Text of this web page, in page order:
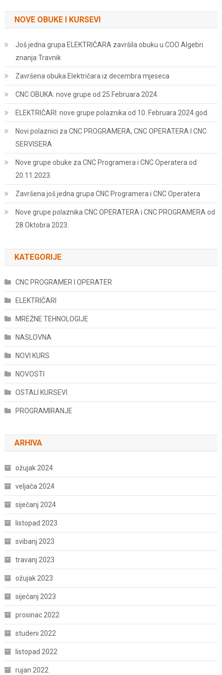
NOVE OBUKE I KURSEVI
Još jedna grupa ELEKTRIČARA završila obuku u COO Algebri
znanja Travnik
Završena obuka Električara iz decembra mjeseca
CNC OBUKA: nove grupe od 25.Februara 2024.
ELEKTRIČARI: nove grupe polaznika od 10. Februara 2024.god.
Novi polaznici za CNC PROGRAMERA, CNC OPERATERA I CNC
SERVISERA
Nove grupe obuke za CNC Programera i CNC Operatera od
20.11.2023.
Završena još jedna grupa CNC Programera i CNC Operatera
Nove grupe polaznika CNC OPERATERA i CNC PROGRAMERA od
28.Oktobra 2023.
KATEGORIJE
CNC PROGRAMER I OPERATER
ELEKTRIČARI
MREŽNE TEHNOLOGIJE
NASLOVNA
NOVI KURS
NOVOSTI
OSTALI KURSEVI
PROGRAMIRANJE
ARHIVA
ožujak 2024
veljača 2024
siječanj 2024
listopad 2023
svibanj 2023
travanj 2023
ožujak 2023
siječanj 2023
prosinac 2022
studeni 2022
listopad 2022
rujan 2022